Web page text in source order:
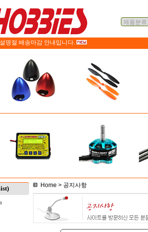
명절 배송마감 안내입니다.
Home > 공지사항